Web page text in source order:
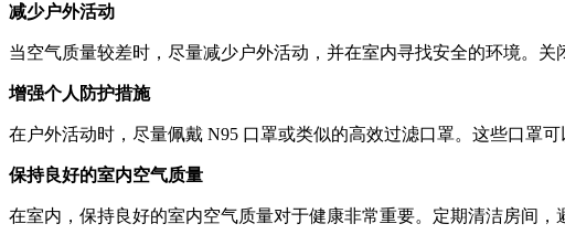
减少户外活动
当空气质量较差时，尽量减少户外活动，并在室内寻找安全的环境。
增强个人防护措施
在户外活动时，尽量佩戴 N95 口罩或类似的高效过滤口罩。这些口罩
保持良好的室内空气质量
在室内，保持良好的室内空气质量对于健康非常重要。定期清洁房间